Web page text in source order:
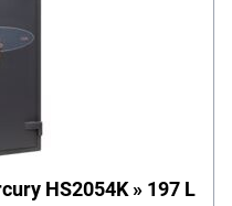
HS2054K » 197 L